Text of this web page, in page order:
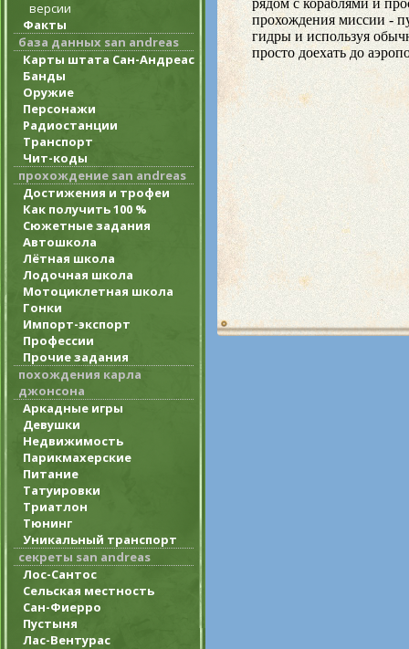
версии
Факты
база данных san andreas
Карты штата Сан-Андреас
Банды
Оружие
Персонажи
Радиостанции
Транспорт
Чит-коды
прохождение san andreas
Достижения и трофеи
Как получить 100 %
Сюжетные задания
Автошкола
Лётная школа
Лодочная школа
Мотоциклетная школа
Гонки
Импорт-экспорт
Профессии
Прочие задания
похождения карла
джонсона
Аркадные игры
Девушки
Недвижимость
Парикмахерские
Питание
Татуировки
Триатлон
Тюнинг
Уникальный транспорт
секреты san andreas
Лос-Сантос
Сельская местность
Сан-Фиерро
Пустыня
Лас-Вентурас